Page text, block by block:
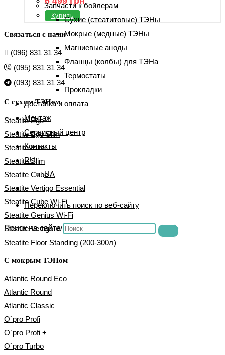
Запчасти к бойлерам
Сухие (стеатитовые) ТЭНы
Мокрые (медные) ТЭНы
Магниевые аноды
Фланцы (колбы) для ТЭНа
Термостаты
Прокладки
Доставка и оплата
Монтаж
Сервисный центр
Контакты
RU
UA
Переключить поиск по веб-сайту
Поиск на сайте
Купить
Связаться с нами
(096) 831 31 34
(095) 831 31 34
(093) 831 31 34
С сухим ТЭНом
Steatite Ego
Steatite Ego Slim
Steatite Elite
Steatite Slim
Steatite Cube
Steatite Vertigo Essential
Steatite Cube Wi-Fi
Steatite Genius Wi-Fi
Steatite Vertigo Wi-Fi
Steatite Floor Standing (200-300л)
С мокрым ТЭНом
Atlantic Round Eco
Atlantic Round
Atlantic Classic
O`pro Profi
O`pro Profi +
O`pro Turbo